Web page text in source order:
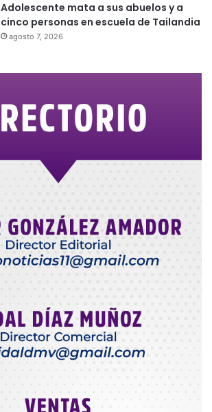
Adolescente mata a sus abuelos y a
cinco personas en escuela de Tailandia
agosto 7, 2026